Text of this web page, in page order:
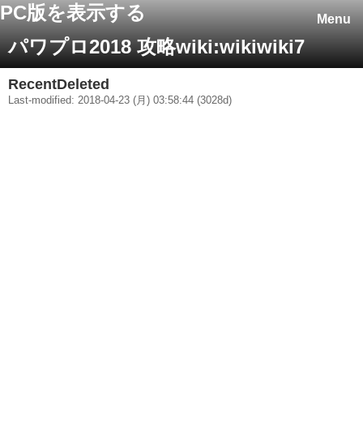
Menu
PC版を表示する
パワプロ2018 攻略wiki:wikiwiki7
RecentDeleted
Last-modified: 2018-04-23 (月) 03:58:44 (3028d)